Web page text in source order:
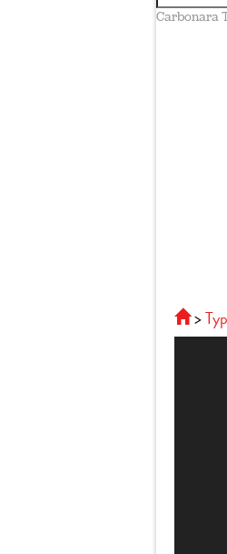
Carbonara